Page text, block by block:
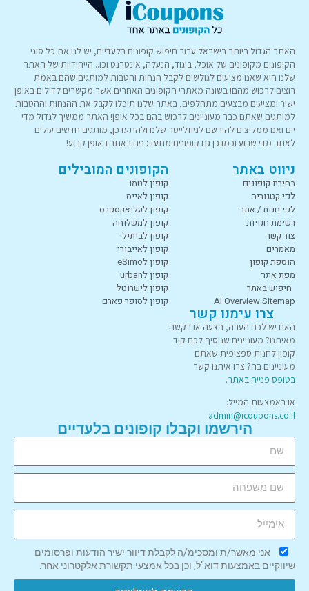
האתר הגדול ביותר בישראל עבור חיפוש קופונים בלעדיים, יש לנו את כל סוגי
הקופונים מקופונים של אוכל, ביגוד, הנעלה, אינטרנט וכו.. הייחודיות של האתר
שלנו היא שאנו מציעים לגולשים לקבל הנחות והטבות למותגים שהם באמת
רוצים לרכוש מהם! בשונה מאתרי הקופונים האחרים אשר מקשרים לדילים באופן
ישיר ומציעים מבצעים מתחלפים, באתר שלנו תוכלו לקבל את ההנחות וההטבות
למותגים שאתם כבר מעוניינים לרכוש בהם בכל אופן! האתר ממשיך לגדול מדי
יום ואנו ממליצים להירשם לניוזלייטר שלנו ולהתעדכן, מותגים חדשים עולים
לאתר מדי שבוע וכמו כן גם קופונים מתעדכנים באתר באופן קבוע!
ניווט באתר
בחירת קופונים
לפי קטגוריה
לפי חנות / אתר
רשימת חנויות
צור קשר
מאמרים
הוספת קופון
מפת אתר
חיפוש באתר
AI Overview Sitemap
הקופונים המובילים
קופון לטמו
קופון לאייס
קופון לעליאקספרס
קופון למשלוחה
קופון לביתילי
קופון לאייבורי
קופון לeSimo
קופון לurban
קופון לישרוטל
קופון לסופר פארם
צרו עימנו קשר
האם יש לכם הערה, הצעה או בקשה
מאיתנו? מעוניינים שנוסיף לכם קוד
קופון לחנות ספציפית שאתם
מעוניינים בה? צרו איתנו קשר
בטופס פנייה באתר.
או באמצעות המייל:
admin@icoupons.co.il
הירשמו וקבלו קופונים בלעדיים
אני מאשר/ת ומסכימ/ה לקבלת דיוור ישיר הודעות ופרסומים
שיווקיים באמצעות דוא"ל, וכן בכל אמצעי תקשורת אלקטרוני אחר.